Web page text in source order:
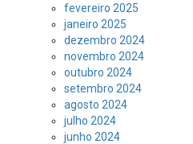
fevereiro 2025
janeiro 2025
dezembro 2024
novembro 2024
outubro 2024
setembro 2024
agosto 2024
julho 2024
junho 2024